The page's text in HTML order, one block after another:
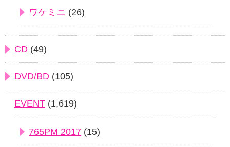
ワケミニ (26)
CD (49)
DVD/BD (105)
EVENT (1,619)
765PM 2017 (15)